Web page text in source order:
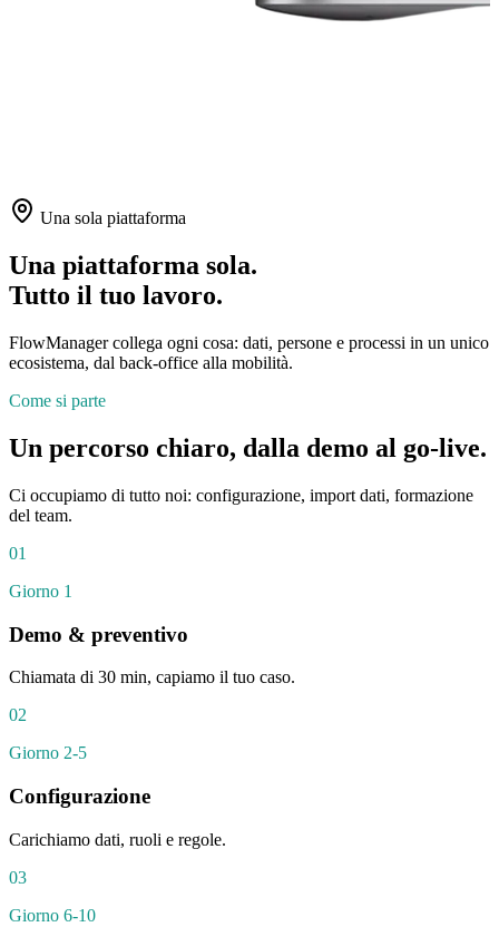
Una sola piattaforma
Una piattaforma sola.
Tutto il tuo lavoro.
FlowManager collega ogni cosa: dati, persone e processi in un unico
ecosistema, dal back-office alla mobilità.
Come si parte
Un percorso chiaro, dalla demo al go-live.
Ci occupiamo di tutto noi: configurazione, import dati, formazione
del team.
01
Giorno 1
Demo & preventivo
Chiamata di 30 min, capiamo il tuo caso.
02
Giorno 2-5
Configurazione
Carichiamo dati, ruoli e regole.
03
Giorno 6-10